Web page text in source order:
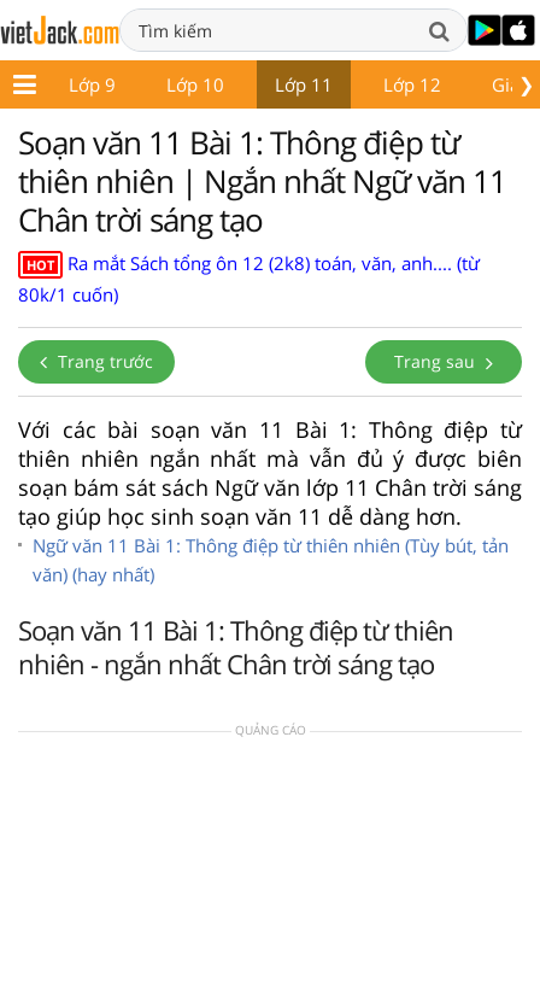
❯
8 Lớp 9 Lớp 10 Lớp 11 Lớp 12 Giáo
Soạn văn 11 Bài 1: Thông điệp từ
thiên nhiên | Ngắn nhất Ngữ văn 11
Chân trời sáng tạo
HOT
Ra mắt Sách tổng ôn 12 (2k8) toán, văn, anh.... (từ
80k/1 cuốn)
Trang trước Trang sau
Với các bài soạn văn 11 Bài 1: Thông điệp từ
thiên nhiên ngắn nhất mà vẫn đủ ý được biên
soạn bám sát sách Ngữ văn lớp 11 Chân trời sáng
tạo giúp học sinh soạn văn 11 dễ dàng hơn.
Ngữ văn 11 Bài 1: Thông điệp từ thiên nhiên (Tùy bút, tản
văn) (hay nhất)
Soạn văn 11 Bài 1: Thông điệp từ thiên
nhiên - ngắn nhất Chân trời sáng tạo
QUẢNG CÁO